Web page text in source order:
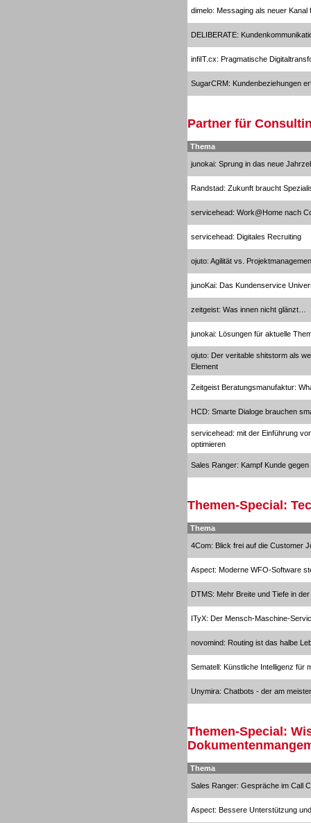
dimelo: Messaging als neuer
DELIBERATE:
infiIT.cx: Pragmatische
SugarCRM: Kundenbeziehungen
Partner für
Thema
junokai: Sprung in das neue
Randstad: Zukunft braucht
servicehead: Work@Home nach
servicehead: Digitales Recruiting
ojuto: Agilität vs.
junoKai: Das Kundenservice
zeitgeist: Was innen nicht glänzt…
junokai: Lösungen für aktuelle
ojuto: Der veritable shitstorm als
Element
Zeitgeist Beratungsmanufaktur:
HCD: Smarte Dialoge brauchen
servicehead: mit der Einführung
optimieren
Sales Ranger: Kampf Kunde
Themen-Special:
Thema
4Com: Blick frei auf die Customer
Aspect: Moderne WFO-Software
DTMS: Mehr Breite und Tiefe in
ITyX: Der Mensch-Maschine-
novomind: Routing ist das halbe
Sematell: Künstliche Intelligenz für
Unymira: Chatbots - der am
Themen-Special:
Thema
Sales Ranger: Gespräche im Call
Aspect: Bessere Unterstützung